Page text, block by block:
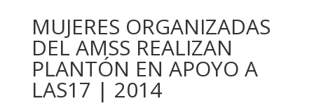
MUJERES ORGANIZADAS
DEL AMSS REALIZAN
PLANTÓN EN APOYO A
LAS17 | 2014